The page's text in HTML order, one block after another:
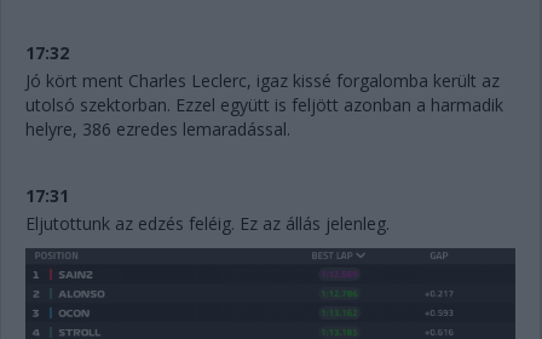
17:32
Jó kört ment Charles Leclerc, igaz kissé forgalomba került az
utolsó szektorban. Ezzel együtt is feljött azonban a harmadik
helyre, 386 ezredes lemaradással.
17:31
Eljutottunk az edzés feléig. Ez az állás jelenleg.